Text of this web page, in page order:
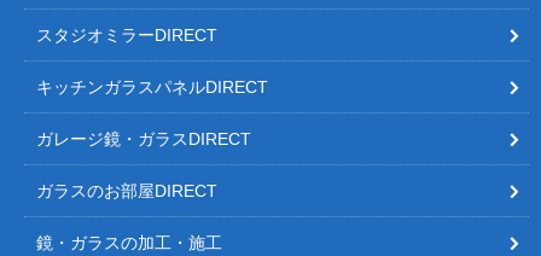
スタジオミラーDIRECT
キッチンガラスパネルDIRECT
ガレージ鏡・ガラスDIRECT
ガラスのお部屋DIRECT
鏡・ガラスの加工・施工